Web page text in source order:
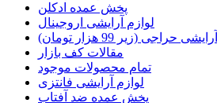
پخش عمده ادکلن
لوازم آرایشی اروجینال
حراجی (زیر 99 هزار تومان)
مقالات کف بازار
تمام محصولات موجود
لوازم آرایشی فانتزی
پخش عمده ضد آفتاب